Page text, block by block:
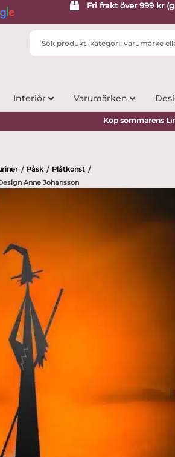
Fri frakt över 999 kr
Search
Interiör Varumärken
Köp sommarens
/ Påsk / Plåtkonst /
Anne Johansson